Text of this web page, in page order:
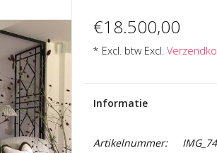
€18.500,00
* Excl. btw Excl.
Informatie
Artikelnummer: